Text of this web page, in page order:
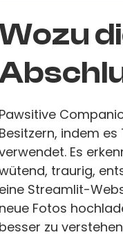
Pawsitive
Besitzern, indem
Es
traurig,
eine Streamlit-
neue Fotos
besser zu